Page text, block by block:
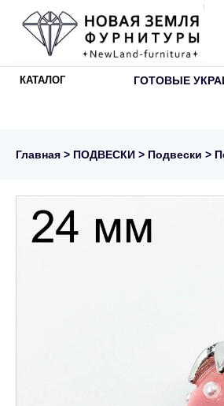
КАТАЛОГ ГОТОВЫЕ
Главная > ПОДВЕСКИ > Подвески >